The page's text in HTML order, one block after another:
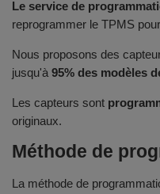
Le service de
reprogrammer le TPMS
Nous proposons des
jusqu'à 95% des modèles
Les capteurs sont
originaux.
Méthode de
La méthode de